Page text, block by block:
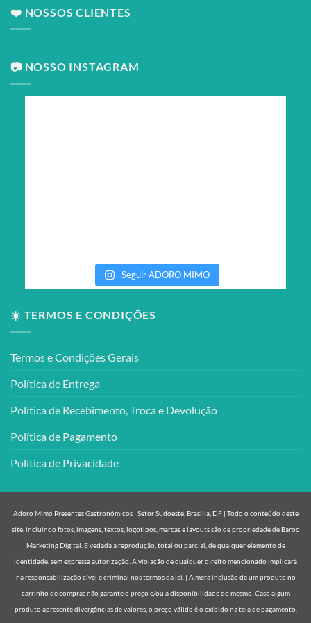
❤️ NOSSOS CLIENTES
📷 NOSSO INSTAGRAM
Seguir ADORO MIMO
☀️ TERMOS E CONDIÇÕES
Termos e Condições Gerais
Política de Entrega
Política de Recebimento, Troca e Devolução
Política de Pagamento
Política de Privacidade
Adoro Mimo Presentes Gastronômicos | Setor Sudoeste, Brasília, DF | Todo o conteúdo deste
site, incluindo fotos, imagens, textos, logotipos, marcas e layouts são de propriedade de Baroo
Marketing Digital. É vedada a reprodução, total ou parcial, de qualquer elemento de
identidade, sem expressa autorização. A violação de qualquer direito mencionado implicará
na responsabilização cível e criminal nos termos da lei. | A mera inclusão de um produto no
carrinho de compras não garante o preço e/ou a disponibilidade do mesmo. Caso algum
produto apresente divergências de valores, o preço válido é o exibido na tela de pagamento.